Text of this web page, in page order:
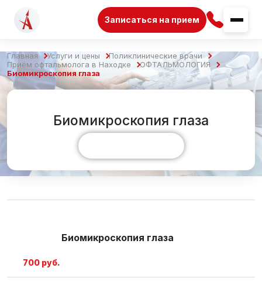
Записаться на прием
Главная Услуги и цены
Поликлинические врачи
Приём офтальмолога в Находке
ОФТАЛЬМОЛОГИЯ
Биомикроскопия глаза
Биомикроскопия глаза
Биомикроскопия глаза
700 руб.